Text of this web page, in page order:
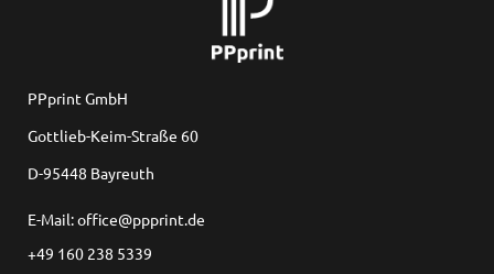
PPprint GmbH
Gottlieb-Keim-Straße 60
D-95448 Bayreuth
E-Mail: office@ppprint.de
+49 160 238 5339